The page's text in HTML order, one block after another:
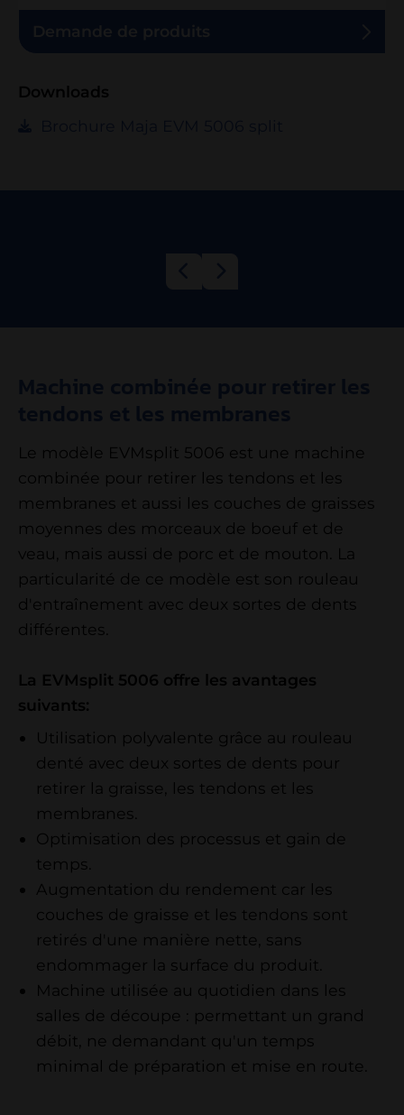
Downloads
Le modèle EVMsplit 5006 est une machine
combinée pour retirer les tendons et les
membranes et aussi les couches de graisses
moyennes des morceaux de boeuf et de
veau, mais aussi de porc et de mouton. La
particularité de ce modèle est son rouleau
d'entraînement avec deux sortes de dents
différentes.
La EVMsplit 5006 offre les avantages
suivants:
Utilisation polyvalente grâce au rouleau
denté avec deux sortes de dents pour
retirer la graisse, les tendons et les
membranes.
Optimisation des processus et gain de
temps.
Augmentation du rendement car les
couches de graisse et les tendons sont
retirés d'une manière nette, sans
endommager la surface du produit.
Machine utilisée au quotidien dans les
salles de découpe : permettant un grand
débit, ne demandant qu'un temps
minimal de préparation et mise en route.